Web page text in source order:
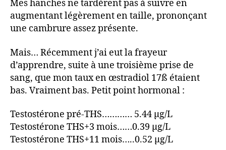
Mes hanches ne tardèrent pas à suivre en
augmentant légèrement en taille, prononçant
une cambrure assez présente.
Mais… Récemment j’ai eut la frayeur
d’apprendre, suite à une troisième prise de
sang, que mon taux en œstradiol 17ß étaient
bas. Vraiment bas. Petit point hormonal :
Testostérone pré-THS………… 5.44 µg/L
Testostérone THS+3 mois……0.39 µg/L
Testostérone THS+11 mois…..0.52 µg/L